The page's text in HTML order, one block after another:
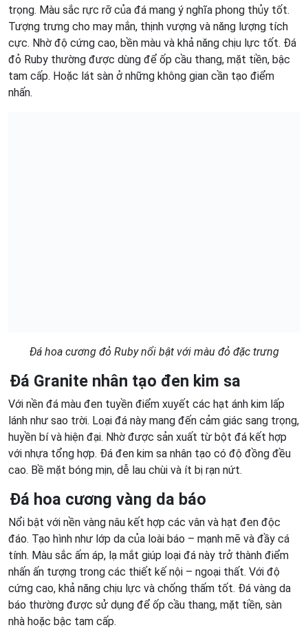
trọng. Màu sắc rực rỡ của đá mang ý nghĩa phong thủy tốt.
Tượng trưng cho may mắn, thịnh vượng và năng lượng tích
cực. Nhờ độ cứng cao, bền màu và khả năng chịu lực tốt. Đá
đỏ Ruby thường được dùng để ốp cầu thang, mặt tiền, bậc
tam cấp. Hoặc lát sàn ở những không gian cần tạo điểm
nhấn.
Đá hoa cương đỏ Ruby nổi bật với màu đỏ đặc trưng
Đá Granite nhân tạo đen kim sa
Với nền đá màu đen tuyền điểm xuyết các hạt ánh kim lấp
lánh như sao trời. Loại đá này mang đến cảm giác sang trọng,
huyền bí và hiện đại. Nhờ được sản xuất từ bột đá kết hợp
với nhựa tổng hợp. Đá đen kim sa nhân tạo có độ đồng đều
cao. Bề mặt bóng mịn, dễ lau chùi và ít bị rạn nứt.
Đá hoa cương vàng da báo
Nổi bật với nền vàng nâu kết hợp các vân và hạt đen độc
đáo. Tạo hình như lớp da của loài báo – mạnh mẽ và đầy cá
tính. Màu sắc ấm áp, lạ mắt giúp loại đá này trở thành điểm
nhấn ấn tượng trong các thiết kế nội – ngoại thất. Với độ
cứng cao, khả năng chịu lực và chống thấm tốt. Đá vàng da
báo thường được sử dụng để ốp cầu thang, mặt tiền, sàn
nhà hoặc bậc tam cấp.